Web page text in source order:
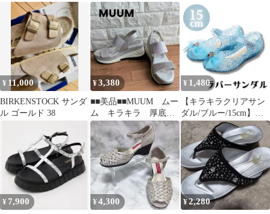
ダル ベージュ 23.5cm
¥ 11,000
BIRKENSTOCK サンダ
ル ゴールド 38
¥3,380
■■美品■■MUUM ムー
ム キラキラ 厚底
サンダル シルバー
25cm
¥ 1,480
【キラキラクリアサン
ダル/ブルー/15cm】子
供 キッズ 女の子 ラバ
ーお姫様
¥ 7,900 ¥4,300 ¥2,280